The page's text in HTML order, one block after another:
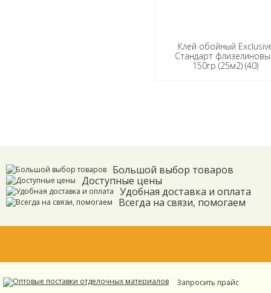
Клей обойный
Стандарт
150гр (25м2) (40)
Большой выбор товаров
Доступные цены
Удобная доставка и оплата
Всегда на связи, помогаем
Запросить прайс